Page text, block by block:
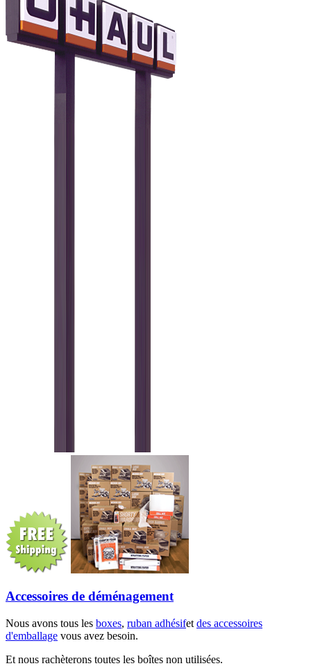
Accessoires de déménagement
Nous avons tous les boxes, ruban adhésifet des accessoires
d'emballage vous avez besoin.
Et nous rachèterons toutes les boîtes non utilisées.